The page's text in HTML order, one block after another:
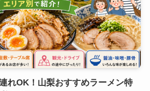
れOK！山梨おすすめラーメン特